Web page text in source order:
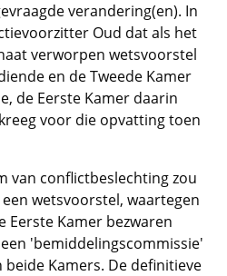
verandering(en). In
Oud dat als het
verworpen wetsvoorstel
en de Tweede Kamer
de Eerste Kamer daarin
voor die opvatting toen
van conflictbeslechting zou
wetsvoorstel, waartegen
Eerste Kamer bezwaren
'bemiddelingscommissie'
Kamers. De definitieve